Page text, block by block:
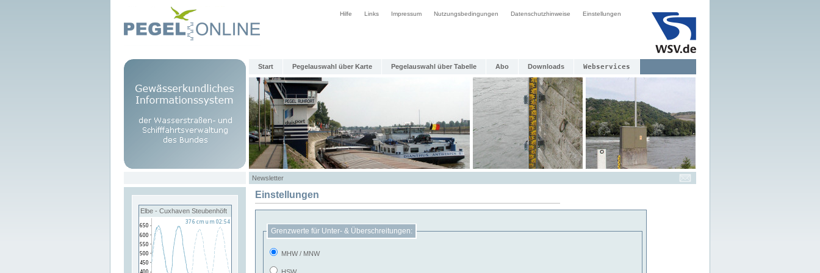
Hilfe Links Impressum Nutzungsbedingungen Datenschutzhinweise Einstellungen
Start Pegelauswahl über Karte Pegelauswahl über Tabelle Abo Downloads Webservices
Newsletter
Elbe - Cuxhaven Steubenhöft
Einstellungen
Grenzwerte für Unter- & Überschreitungen:
MHW / MNW
HSW